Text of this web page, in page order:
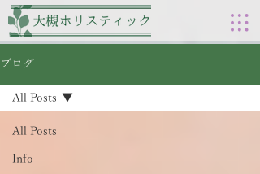
ブログ
All Posts
Info
All Posts